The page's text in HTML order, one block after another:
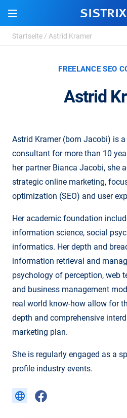
Startseite / Astrid Kramer
FREELANCE SEO
Astrid
Astrid Kramer (born Jacobi) is a
consultant for more than 10
her partner Bianca Jacobi, she
strategic online marketing,
optimization (SEO) and user
Her academic foundation
information science, social
informatics. Her depth and
information retrieval and
psychology of perception, web
and business management
real world know-how allow for
depth and comprehensive
marketing plan.
She is regularly engaged as a
profile industry events.